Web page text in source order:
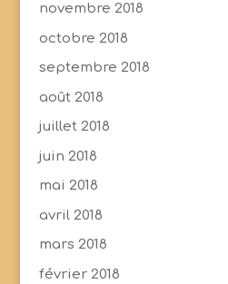
novembre 2018
octobre 2018
septembre 2018
août 2018
juillet 2018
juin 2018
mai 2018
avril 2018
mars 2018
février 2018